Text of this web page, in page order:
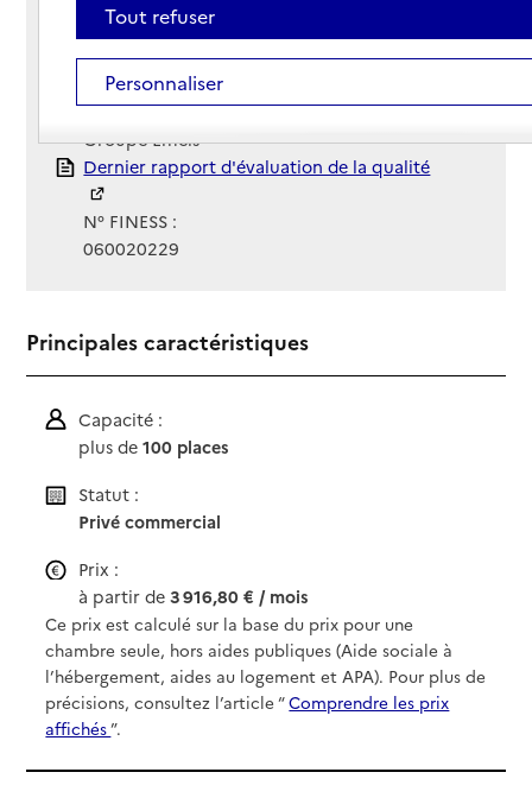
04 92 18 46 00
Contact
Contact
Site Internet
Site internet
Gestionnaire :
Groupe Émeis
Rapport HAS
Dernier rapport d'évaluation de la qualité
N° FINESS :
060020229
Principales caractéristiques
Capacité :
plus de100 places
Statut :
Privé commercial
Prix :
à partir de3 916,80 € / mois
Ce prix est calculé sur la base du prix pour une
chambre seule, hors aides publiques (Aide sociale à
l’hébergement, aides au logement et APA). Pour plus de
précisions, consultez l’article “Comprendre les prix
affichés”.
Tout refuser
Personnaliser